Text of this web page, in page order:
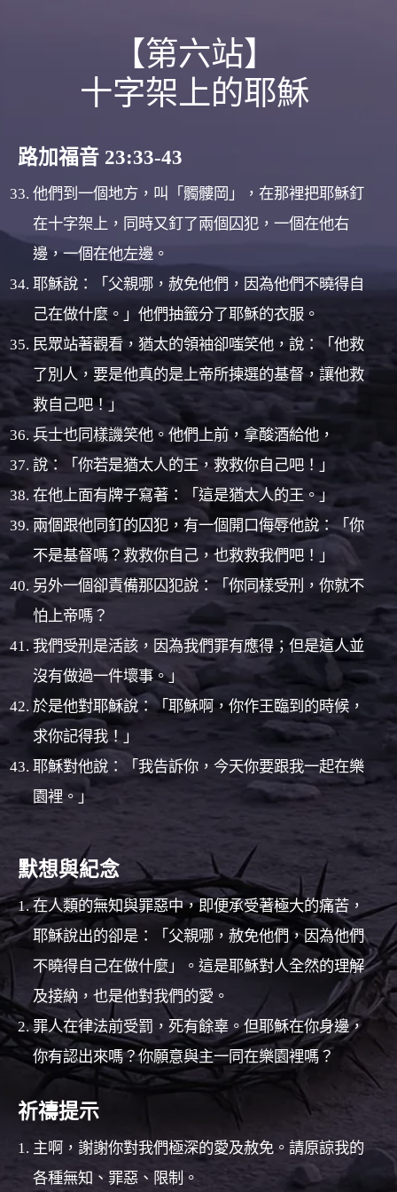
【第六站】
十字架上的耶穌
路加福音 23:33-43
他們到一個地方，叫「髑髏岡」，在那裡把耶穌釘
在十字架上，同時又釘了兩個囚犯，一個在他右
邊，一個在他左邊。
耶穌說：「父親哪，赦免他們，因為他們不曉得自
己在做什麼。」他們抽籤分了耶穌的衣服。
民眾站著觀看，猶太的領袖卻嗤笑他，說：「他救
了別人，要是他真的是上帝所揀選的基督，讓他救
救自己吧！」
兵士也同樣譏笑他。他們上前，拿酸酒給他，
說：「你若是猶太人的王，救救你自己吧！」
在他上面有牌子寫著：「這是猶太人的王。」
兩個跟他同釘的囚犯，有一個開口侮辱他說：「你
不是基督嗎？救救你自己，也救救我們吧！」
另外一個卻責備那囚犯說：「你同樣受刑，你就不
怕上帝嗎？
我們受刑是活該，因為我們罪有應得；但是這人並
沒有做過一件壞事。」
於是他對耶穌說：「耶穌啊，你作王臨到的時候，
求你記得我！」
耶穌對他說：「我告訴你，今天你要跟我一起在樂
園裡。」
默想與紀念
在人類的無知與罪惡中，即便承受著極大的痛苦，
耶穌說出的卻是：「父親哪，赦免他們，因為他們
不曉得自己在做什麼」。這是耶穌對人全然的理解
及接納，也是他對我們的愛。
罪人在律法前受罰，死有餘辜。但耶穌在你身邊，
你有認出來嗎？你願意與主一同在樂園裡嗎？
祈禱提示
主啊，謝謝你對我們極深的愛及赦免。請原諒我的
各種無知、罪惡、限制。